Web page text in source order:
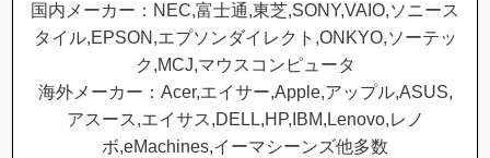
国内メーカー：NEC,富士通,東芝,SONY,VAIO,ソニース
タイル,EPSON,エプソンダイレクト,ONKYO,ソーテッ
ク,MCJ,マウスコンピュータ
海外メーカー：Acer,エイサー,Apple,アップル,ASUS,
アスース,エイサス,DELL,HP,IBM,Lenovo,レノ
ボ,eMachines,イーマシーンズ他多数